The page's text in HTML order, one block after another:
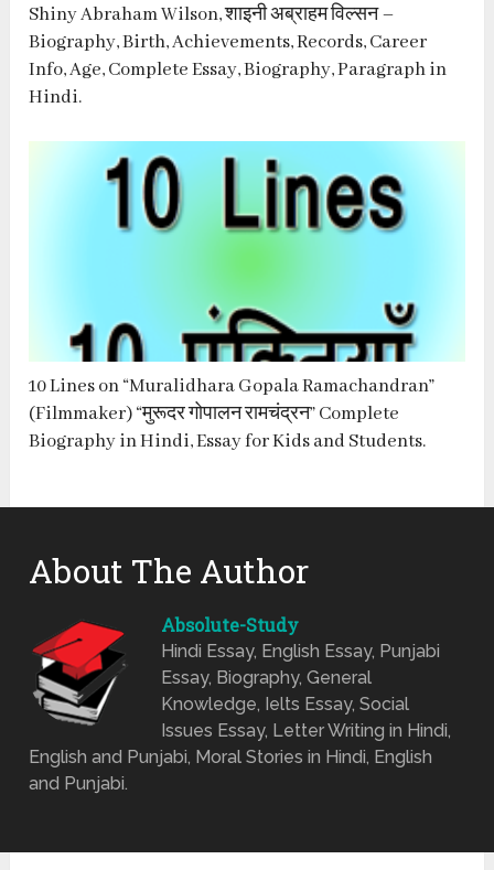
Shiny Abraham Wilson, शाइनी अब्राहम विल्सन –
Biography, Birth, Achievements, Records, Career
Info, Age, Complete Essay, Biography, Paragraph in
Hindi.
10 Lines on “Muralidhara Gopala Ramachandran”
(Filmmaker) “मुरूदर गोपालन रामचंद्रन” Complete
Biography in Hindi, Essay for Kids and Students.
About The Author
Absolute-Study
Hindi Essay, English Essay, Punjabi
Essay, Biography, General
Knowledge, Ielts Essay, Social
Issues Essay, Letter Writing in Hindi,
English and Punjabi, Moral Stories in Hindi, English
and Punjabi.